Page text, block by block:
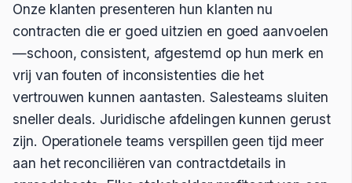
Onze klanten presenteren hun klanten nu
contracten die er goed uitzien en goed aanvoelen
—schoon, consistent, afgestemd op hun merk en
vrij van fouten of inconsistenties die het
vertrouwen kunnen aantasten. Salesteams sluiten
sneller deals. Juridische afdelingen kunnen gerust
zijn. Operationele teams verspillen geen tijd meer
aan het reconciliëren van contractdetails in